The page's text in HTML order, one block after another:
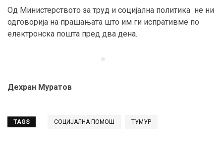
Од Министерството за труд и социјална политика не ни
одговорија на прашањата што им ги испративме по
електронска пошта пред два дена.
Дехран Муратов
TAGS СОЦИЈАЛНА ПОМОШ ТУМУР